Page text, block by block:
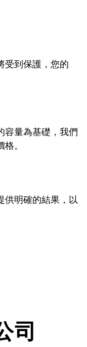
受到保護，您的
容量為基礎，我們
。
供明確的結果，以
司